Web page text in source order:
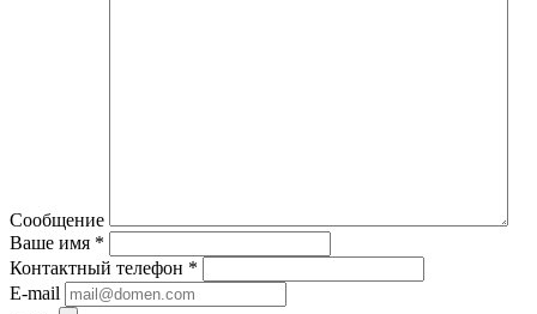
Сообщение
Ваше имя *
Контактный телефон *
E-mail